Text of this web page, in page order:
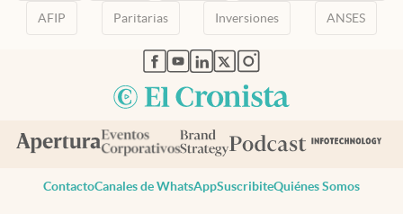
AFIP Paritarias Inversiones ANSES
abre en nueva pestaña
abre en nueva pestaña
abre en nueva pestaña
abre en nueva pestaña
abre en nueva pestaña
ContactoCanales de WhatsAppSuscribiteQuiénes Somos